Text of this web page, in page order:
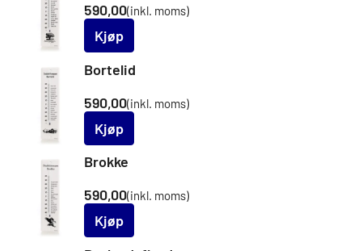
590,00(inkl. moms)
Kjøp
Bortelid
590,00(inkl. moms)
Kjøp
Brokke
590,00(inkl. moms)
Kjøp